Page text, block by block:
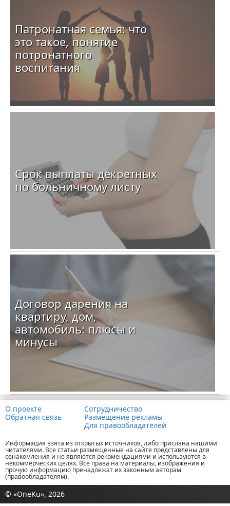
Патронатная семья: что
это такое, понятие
потронатного
воспитания
Срок выплаты декретных
по больничному листу
Договор дарения на
квартиру, дом,
автомобиль: плюсы и
минусы
О проекте
Обратная связь
Сотрудничество
Размещение рекламы
Для правообладателей
Информация взята из открытых источников, либо прислана нашими
читателями. Все статьи размещенные на сайте представлены для
ознакомления и не являются рекомендациями и используются в
некоммерческих целях. Все права на материалы, изображения и
прочую информацию пренадлежат их законным авторам
(правообладателям).
© «OneKu», 2026